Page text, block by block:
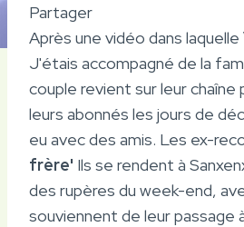
Partager
Après une vidéo dans laquelle
J'étais accompagné de la
couple revient sur leur
leurs abonnés les jours de
eu avec des amis. Les ex-
frère' Ils se rendent à
des rupères du week-end,
souviennent de leur passage